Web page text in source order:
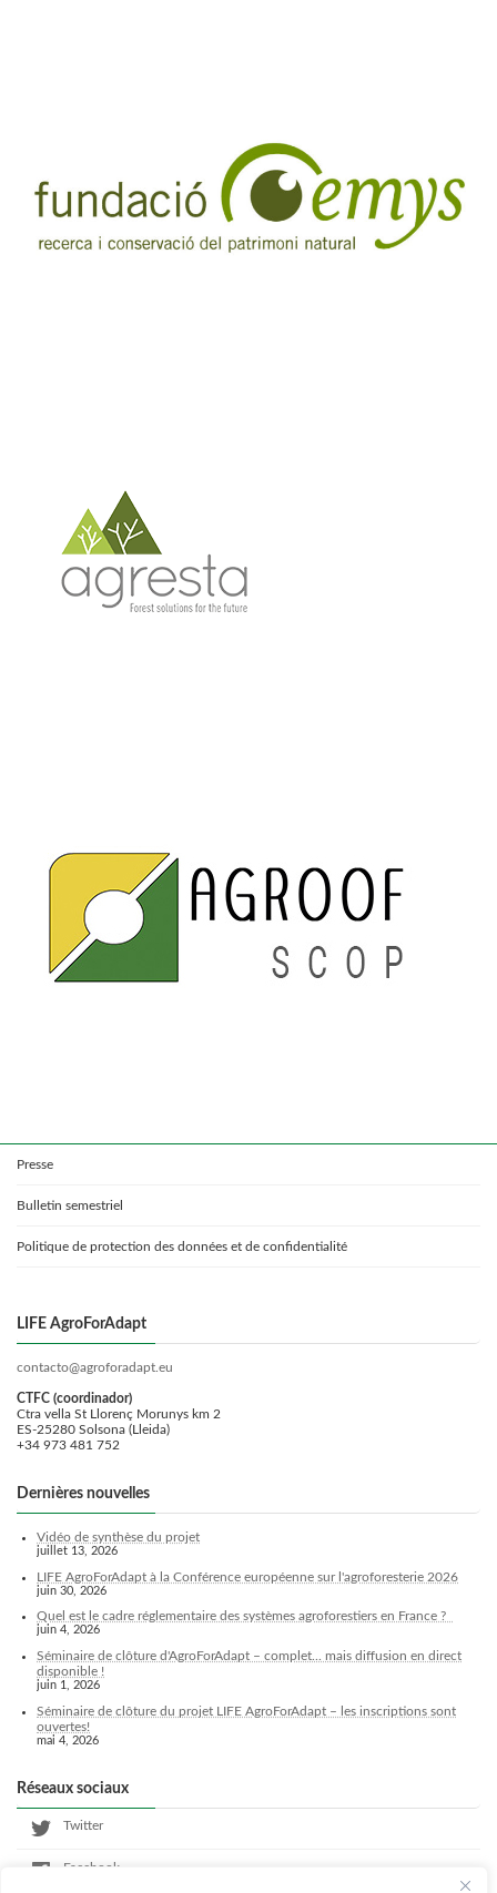
Presse
Bulletin semestriel
Politique de protection des données et de confidentialité
LIFE AgroForAdapt
contacto@agroforadapt.eu
CTFC (coordinador)
Ctra vella St Llorenç Morunys km 2
ES-25280 Solsona (Lleida)
+34 973 481 752
Dernières nouvelles
Vidéo de synthèse du projet
juillet 13, 2026
LIFE AgroForAdapt à la Conférence européenne sur l'agroforesterie 2026
juin 30, 2026
Quel est le cadre réglementaire des systèmes agroforestiers en France ?
juin 4, 2026
Séminaire de clôture d'AgroForAdapt – complet... mais diffusion en direct
disponible !
juin 1, 2026
Séminaire de clôture du projet LIFE AgroForAdapt – les inscriptions sont
ouvertes!
mai 4, 2026
Réseaux sociaux
Twitter
Facebook